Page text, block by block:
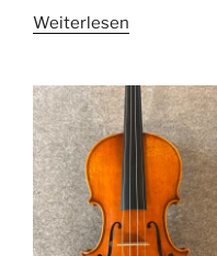
Weiterlesen